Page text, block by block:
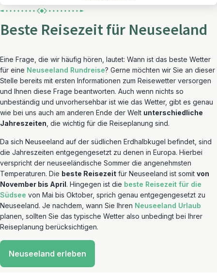
Beste Reisezeit für Neuseeland
Eine Frage, die wir häufig hören, lautet: Wann ist das beste Wetter
für eine Neuseeland Rundreise? Gerne möchten wir Sie an dieser
Stelle bereits mit ersten Informationen zum Reisewetter versorgen
und Ihnen diese Frage beantworten. Auch wenn nichts so
unbeständig und unvorhersehbar ist wie das Wetter, gibt es genau
wie bei uns auch am anderen Ende der Welt unterschiedliche
Jahreszeiten , die wichtig für die Reiseplanung sind.
Da sich Neuseeland auf der südlichen Erdhalbkugel befindet, sind
die Jahreszeiten entgegengesetzt zu denen in Europa. Hierbei
verspricht der neuseeländische Sommer die angenehmsten
Temperaturen. Die beste Reisezeit für Neuseeland ist somit von
November bis April. Hingegen ist die beste Reisezeit für die
Südsee von Mai bis Oktober, sprich genau entgegengesetzt zu
Neuseeland. Je nachdem, wann Sie Ihren Neuseeland Urlaub
planen, sollten Sie das typische Wetter also unbedingt bei Ihrer
Reiseplanung berücksichtigen.
Neuseeland erleben